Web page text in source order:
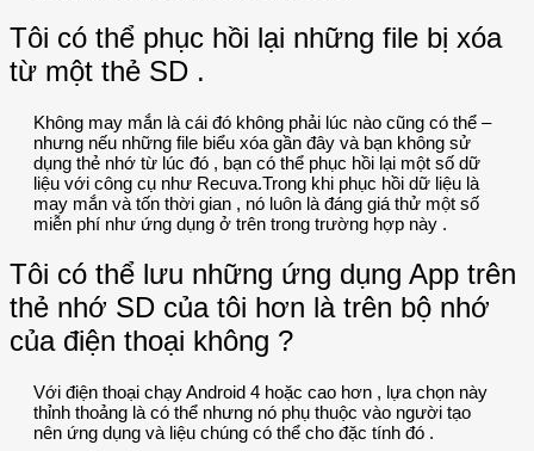
Tôi có thể phục hồi lại những file bị xóa
từ một thẻ SD .
Không may mắn là cái đó không phải lúc nào cũng có thể –
nhưng nếu những file biểu xóa gần đây và bạn không sử
dụng thẻ nhớ từ lúc đó , bạn có thể phục hồi lại một số dữ
liệu với công cụ như Recuva.Trong khi phục hồi dữ liệu là
may mắn và tốn thời gian , nó luôn là đáng giá thử một số
miễn phí như ứng dụng ở trên trong trường hợp này .
Tôi có thể lưu những ứng dụng App trên
thẻ nhớ SD của tôi hơn là trên bộ nhớ
của điện thoại không ?
Với điện thoại chạy Android 4 hoặc cao hơn , lựa chọn này
thỉnh thoảng là có thể nhưng nó phụ thuộc vào người tạo
nên ứng dụng và liệu chúng có thể cho đặc tính đó .